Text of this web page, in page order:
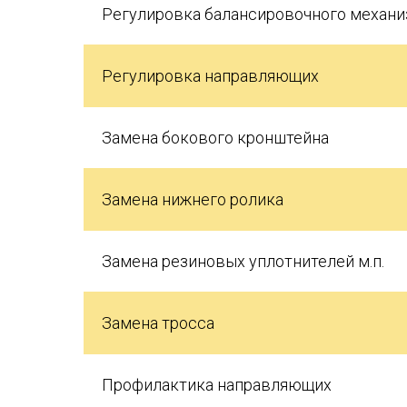
Регулировка балансировочного
Регулировка направляющих
Замена бокового кронштейна
Замена нижнего ролика
Замена резиновых уплотнителей м.п.
Замена тросса
Профилактика направляющих